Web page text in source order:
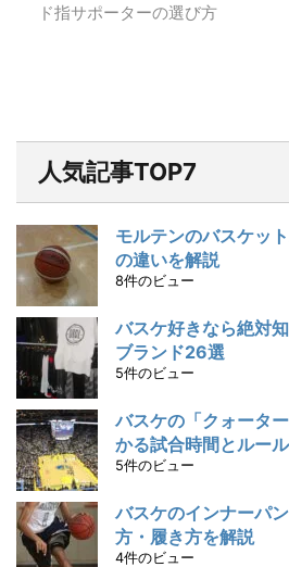
ド指サポーターの選び方
人気記事TOP7
モルテンのバスケッ
の違いを解説
8件のビュー
バスケ好きなら絶対
ブランド26選
5件のビュー
バスケの「クォータ
かる試合時間とルール
5件のビュー
バスケのインナーパ
方・履き方を解説
4件のビュー